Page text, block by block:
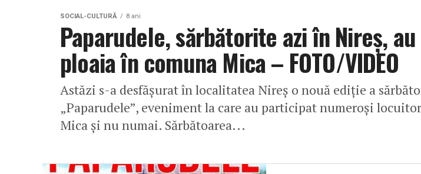
SOCIAL-CULTURĂ 8 ani
Paparudele, sărbătorite azi în Nireș,
ploaia în comuna Mica – FOTO/VIDEO
Astăzi s-a desfășurat în localitatea Nireș o nouă ediție a
„Paparudele”, eveniment la care au participat numeroși
Mica și nu numai. Sărbătoarea...